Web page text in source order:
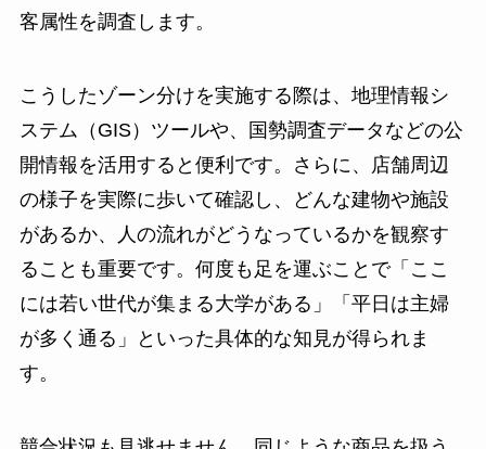
客属性を調査します。
こうしたゾーン分けを実施する際は、地理情報シ
ステム（GIS）ツールや、国勢調査データなどの公
開情報を活用すると便利です。さらに、店舗周辺
の様子を実際に歩いて確認し、どんな建物や施設
があるか、人の流れがどうなっているかを観察す
ることも重要です。何度も足を運ぶことで「ここ
には若い世代が集まる大学がある」「平日は主婦
が多く通る」といった具体的な知見が得られま
す。